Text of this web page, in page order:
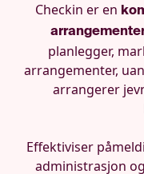
Checkin er en
planlegger,
arrangementer,
arrangerer
Effektiviser
administrasjon